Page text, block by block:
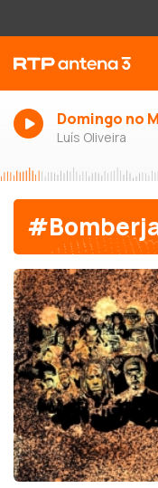
Domingo no
Luís Oliveira